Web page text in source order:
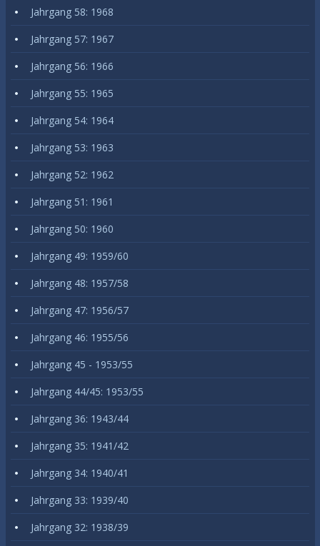
Jahrgang 58: 1968
Jahrgang 57: 1967
Jahrgang 56: 1966
Jahrgang 55: 1965
Jahrgang 54: 1964
Jahrgang 53: 1963
Jahrgang 52: 1962
Jahrgang 51: 1961
Jahrgang 50: 1960
Jahrgang 49: 1959/60
Jahrgang 48: 1957/58
Jahrgang 47: 1956/57
Jahrgang 46: 1955/56
Jahrgang 45 - 1953/55
Jahrgang 44/45: 1953/55
Jahrgang 36: 1943/44
Jahrgang 35: 1941/42
Jahrgang 34: 1940/41
Jahrgang 33: 1939/40
Jahrgang 32: 1938/39